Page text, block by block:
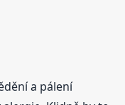
a pálení